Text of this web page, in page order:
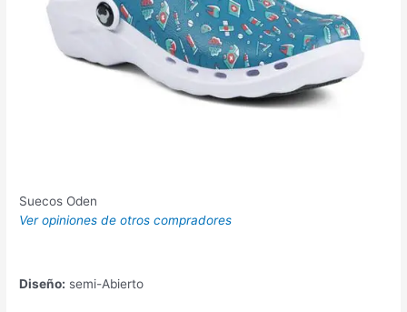
Suecos Oden
Ver opiniones de otros compradores
Diseño: semi-Abierto